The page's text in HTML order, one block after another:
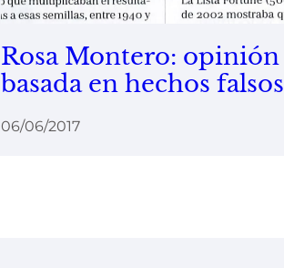
Rosa Montero: opinión
basada en hechos falsos
06/06/2017